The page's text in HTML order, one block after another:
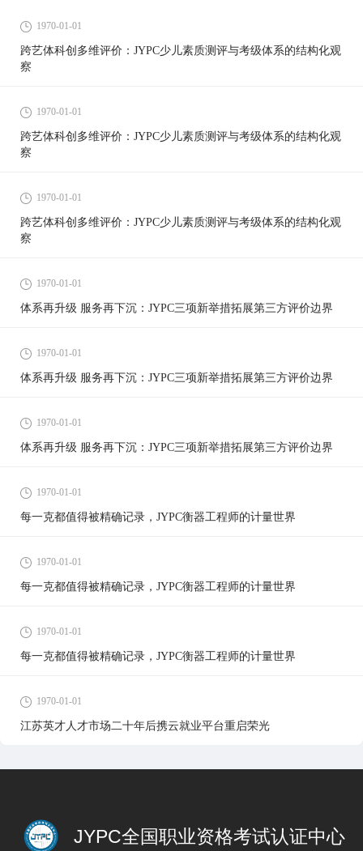
1970-01-01
跨艺体科创多维评价：JYPC少儿素质测评与考级体系的结构化观
察
1970-01-01
跨艺体科创多维评价：JYPC少儿素质测评与考级体系的结构化观
察
1970-01-01
跨艺体科创多维评价：JYPC少儿素质测评与考级体系的结构化观
察
1970-01-01
体系再升级 服务再下沉：JYPC三项新举措拓展第三方评价边界
1970-01-01
体系再升级 服务再下沉：JYPC三项新举措拓展第三方评价边界
1970-01-01
体系再升级 服务再下沉：JYPC三项新举措拓展第三方评价边界
1970-01-01
每一克都值得被精确记录，JYPC衡器工程师的计量世界
1970-01-01
每一克都值得被精确记录，JYPC衡器工程师的计量世界
1970-01-01
每一克都值得被精确记录，JYPC衡器工程师的计量世界
1970-01-01
江苏英才人才市场二十年后携云就业平台重启荣光
JYPC全国职业资格考试认证中心